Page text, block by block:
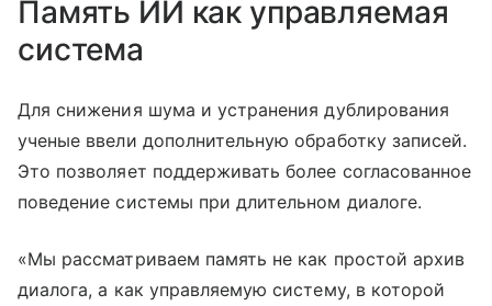
Память ИИ как управляемая
система
Для снижения шума и устранения дублирования
ученые ввели дополнительную обработку записей.
Это позволяет поддерживать более согласованное
поведение системы при длительном диалоге.
«Мы рассматриваем память не как простой архив
диалога, а как управляемую систему, в которой